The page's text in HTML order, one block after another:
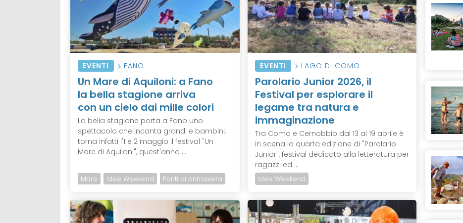
EVENTI FANO
Un Mare di Aquiloni: a Fano
la bella stagione arriva
con un cielo dai mille colori
La bella stagione porta a Fano uno
spettacolo che incanta grandi e bambini:
torna infatti l'1 e 2 maggio il festival "Un
Mare di Aquiloni", quest'anno ...
Mare Idee Weekend Ponti di primavera
EVENTI LAGO DI COMO
Parolario Junior 2026, il
Festival per esplorare il
legame tra natura e
immaginazione
Tra Como e Cernobbio dal 13 al 19 aprile è
in scena la quarta edizione di "Parolario
Junior", festival dedicato alla letteratura per
ragazzi ed ...
Idee Weekend